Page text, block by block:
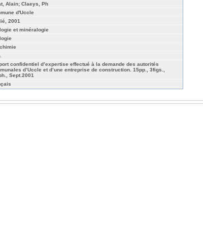
Alain; Claeys, Ph
d'Uccle
2001
et minéralogie
confidentiel d’expertise effectué à la demande des autorités
d’Uccle et d’une entreprise de construction. 15pp., 3figs.,
Sept.2001